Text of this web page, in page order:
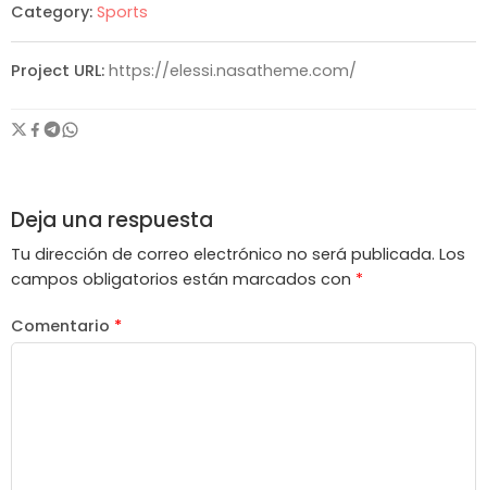
Category: Sports
Project URL: https://elessi.nasatheme.com/
Deja una respuesta
Tu dirección de correo electrónico no será publicada. Los
campos obligatorios están marcados con *
Comentario *